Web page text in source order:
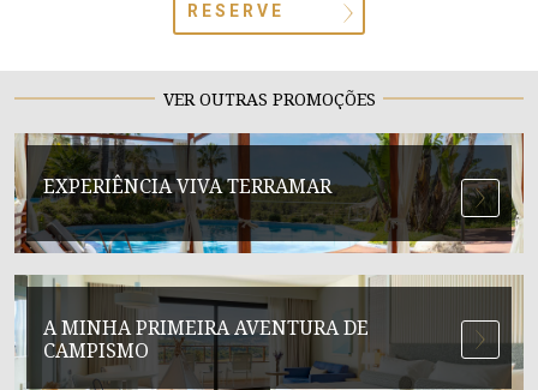
RESERVE
VER OUTRAS PROMOÇÕES
EXPERIÊNCIA VIVA TERRAMAR
A MINHA PRIMEIRA AVENTURA DE
CAMPISMO